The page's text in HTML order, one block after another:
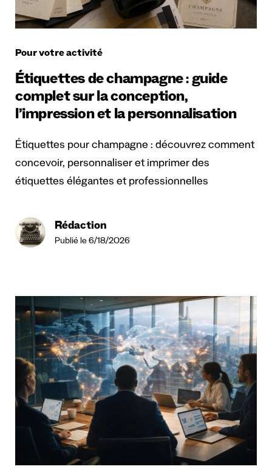
Pour votre activité
Étiquettes de champagne : guide
complet sur la conception,
l’impression et la personnalisation
Étiquettes pour champagne : découvrez comment
concevoir, personnaliser et imprimer des
étiquettes élégantes et professionnelles
Rédaction
Publié le 6/18/2026